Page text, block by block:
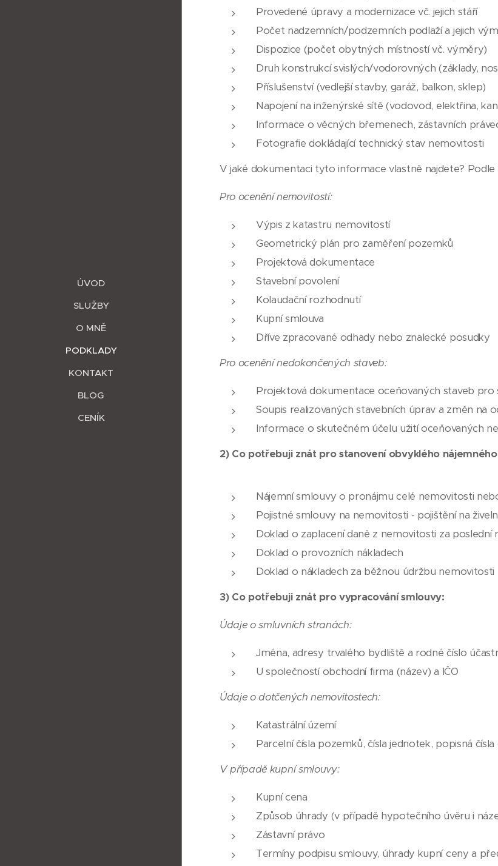
ÚVOD
SLUŽBY
O MNĚ
PODKLADY
KONTAKT
BLOG
CENÍK
Provedené úpravy a modernizace vč. jejich stáří
Počet nadzemních/podzemních podlaží a jejich
Dispozice (počet obytných místností vč. výměry)
Druh konstrukcí svislých/vodorovných (základy,
Příslušenství (vedlejší stavby, garáž, balkon, sklep)
Napojení na inženýrské sítě (vodovod, elektřina,
Informace o věcných břemenech, zástavních
Fotografie dokládající technický stav nemovitosti
V jaké dokumentaci tyto informace vlastně najdete?
Pro ocenění nemovitostí:
Výpis z katastru nemovitostí
Geometrický plán pro zaměření pozemků
Projektová dokumentace
Stavební povolení
Kolaudační rozhodnutí
Kupní smlouva
Dříve zpracované odhady nebo znalecké posudky
Pro ocenění nedokončených staveb:
Projektová dokumentace oceňovaných staveb pro
Soupis realizovaných stavebních úprav a změn na
Informace o skutečném účelu užití oceňovaných
2) Co potřebuji znát pro stanovení obvyklého
Nájemní smlouvy o pronájmu celé nemovitosti
Pojistné smlouvy na nemovitosti - pojištění na
Doklad o zaplacení daně z nemovitosti za poslední
Doklad o provozních nákladech
Doklad o nákladech za běžnou údržbu nemovitosti
3) Co potřebuji znát pro vypracování smlouvy:
Údaje o smluvních stranách:
Jména, adresy trvalého bydliště a rodné číslo
U společností obchodní firma (název) a IČO
Údaje o dotčených nemovitostech:
Katastrální území
Parcelní čísla pozemků, čísla jednotek, popisná
V případě kupní smlouvy:
Kupní cena
Způsob úhrady (v případě hypotečního úvěru i
Zástavní právo
Termíny podpisu smlouvy, úhrady kupní ceny a